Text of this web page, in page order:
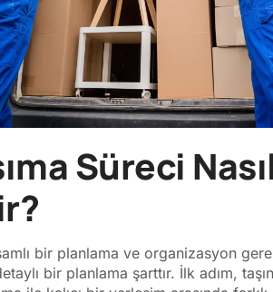
Süreci
bir planlama ve organizasyon
bir planlama şarttır. İlk adım,